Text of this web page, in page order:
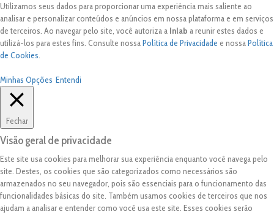
Utilizamos seus dados para proporcionar uma experiência mais saliente ao
analisar e personalizar conteúdos e anúncios em nossa plataforma e em serviços
de terceiros. Ao navegar pelo site, você autoriza a Inlab a reunir estes dados e
utilizá-los para estes fins. Consulte nossaPolítica de Privacidade e nossaPolítica
de Cookies.
Minhas Opções Entendi
Fechar
Visão geral de privacidade
Este site usa cookies para melhorar sua experiência enquanto você navega pelo
site. Destes, os cookies que são categorizados como necessários são
armazenados no seu navegador, pois são essenciais para o funcionamento das
funcionalidades básicas do site. Também usamos cookies de terceiros que nos
ajudam a analisar e entender como você usa este site. Esses cookies serão